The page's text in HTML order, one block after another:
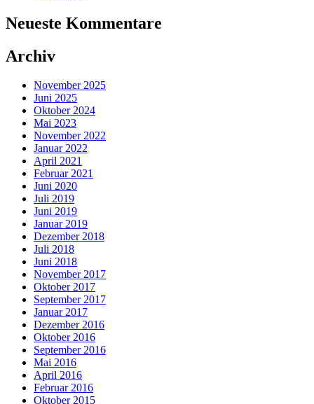
Neueste Kommentare
Archiv
November 2025
Juni 2025
Oktober 2024
Mai 2023
November 2022
Januar 2022
April 2021
Februar 2021
Juni 2020
Juli 2019
Juni 2019
Januar 2019
Dezember 2018
Juli 2018
Juni 2018
November 2017
Oktober 2017
September 2017
Januar 2017
Dezember 2016
Oktober 2016
September 2016
Mai 2016
April 2016
Februar 2016
Oktober 2015